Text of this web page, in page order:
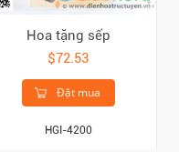
Hoa tặng sếp
$72.53
Đặt mua
HGI-4200